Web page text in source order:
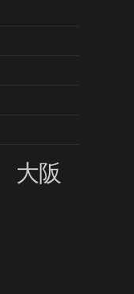
大阪